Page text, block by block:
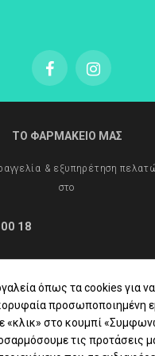
ΤΟ ΦΑΡΜΑΚΕΙΟ ΜΑΣ
& εξυπηρέτηση
στο
18
8:00 - 21:00
όπως τα cookies για
προσωποποιημένη
«κλικ» στο κουμπί
τις προτάσεις